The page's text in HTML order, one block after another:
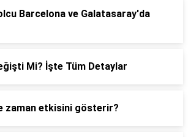
Barcelona ve Galatasaray'da
Mi? İşte Tüm Detaylar
zaman etkisini gösterir?